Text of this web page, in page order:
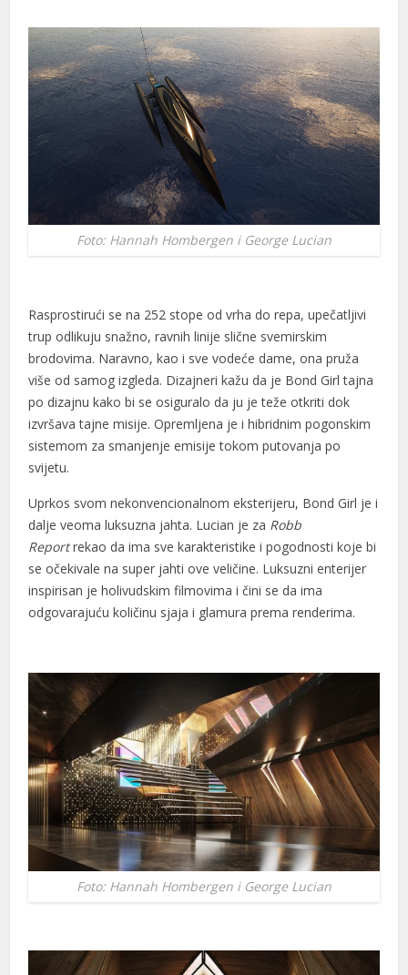
Foto: Hannah Hombergen i George Lucian
Rasprostirući se na 252 stope od vrha do repa, upečatljivi
trup odlikuju snažno, ravnih linije slične svemirskim
brodovima. Naravno, kao i sve vodeće dame, ona pruža
više od samog izgleda. Dizajneri kažu da je Bond Girl tajna
po dizajnu kako bi se osiguralo da ju je teže otkriti dok
izvršava tajne misije. Opremljena je i hibridnim pogonskim
sistemom za smanjenje emisije tokom putovanja po
svijetu.
Uprkos svom nekonvencionalnom eksterijeru, Bond Girl je i
dalje veoma luksuzna jahta. Lucian je za Robb
Reportrekao da ima sve karakteristike i pogodnosti koje bi
se očekivale na super jahti ove veličine. Luksuzni enterijer
inspirisan je holivudskim filmovima i čini se da ima
odgovarajuću količinu sjaja i glamura prema renderima.
Foto: Hannah Hombergen i George Lucian